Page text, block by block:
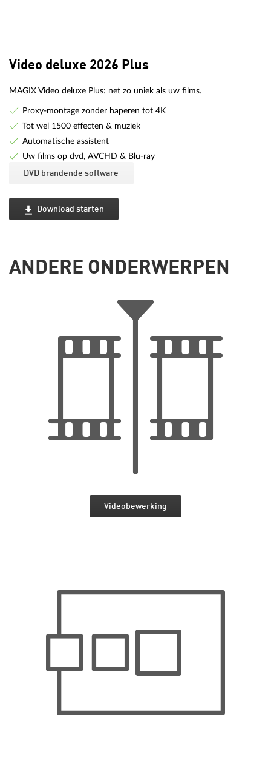
Video deluxe 2026 Plus
MAGIX Video deluxe Plus: net zo uniek als uw films.
Proxy-montage zonder haperen tot 4K
Tot wel 1500 effecten & muziek
Automatische assistent
Uw films op dvd, AVCHD & Blu-ray
DVD brandende software
Download starten
ANDERE ONDERWERPEN
Videobewerking